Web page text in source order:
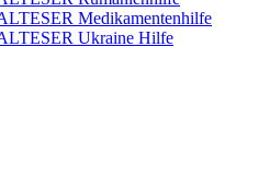
Medikamentenhilfe
Ukraine Hilfe